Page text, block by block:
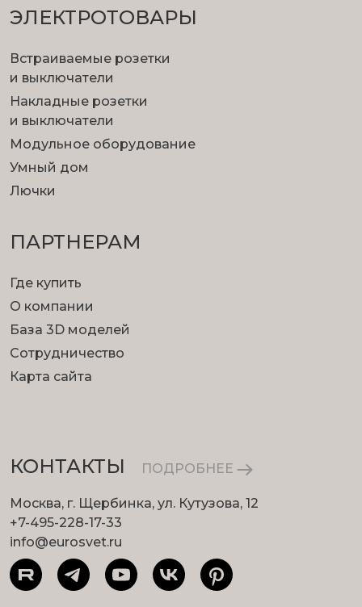
ЭЛЕКТРОТОВАРЫ
Встраиваемые розетки
и выключатели
Накладные розетки
и выключатели
Модульное оборудование
Умный дом
Лючки
ПАРТНЕРАМ
Где купить
О компании
База 3D моделей
Сотрудничество
Карта сайта
КОНТАКТЫ ПОДРОБНЕЕ
Москва, г. Щербинка, ул. Кутузова, 12
+7-495-228-17-33
info@eurosvet.ru